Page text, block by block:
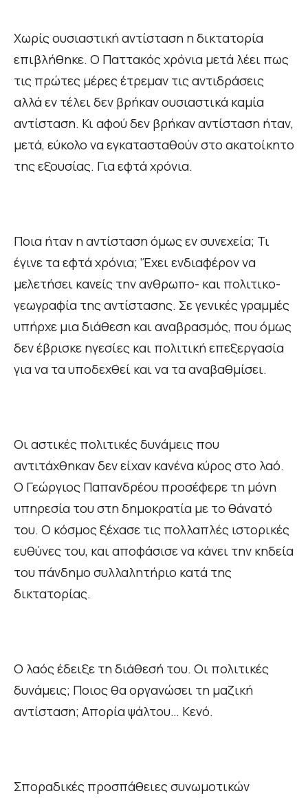
Χωρίς ουσιαστική αντίσταση η δικτατορία
επιβλήθηκε. Ο Παττακός χρόνια μετά λέει πως
τις πρώτες μέρες έτρεμαν τις αντιδράσεις
αλλά εν τέλει δεν βρήκαν ουσιαστικά καμία
αντίσταση. Κι αφού δεν βρήκαν αντίσταση ήταν,
μετά, εύκολο να εγκατασταθούν στο ακατοίκητο
της εξουσίας. Για εφτά χρόνια.
Ποια ήταν η αντίσταση όμως εν συνεχεία; Τι
έγινε τα εφτά χρόνια; ‘Έχει ενδιαφέρον να
μελετήσει κανείς την ανθρωπο- και πολιτικο-
γεωγραφία της αντίστασης. Σε γενικές γραμμές
υπήρχε μια διάθεση και αναβρασμός, που όμως
δεν έβρισκε ηγεσίες και πολιτική επεξεργασία
για να τα υποδεχθεί και να τα αναβαθμίσει.
Οι αστικές πολιτικές δυνάμεις που
αντιτάχθηκαν δεν είχαν κανένα κύρος στο λαό.
Ο Γεώργιος Παπανδρέου προσέφερε τη μόνη
υπηρεσία του στη δημοκρατία με το θάνατό
του. Ο κόσμος ξέχασε τις πολλαπλές ιστορικές
ευθύνες του, και αποφάσισε να κάνει την κηδεία
του πάνδημο συλλαλητήριο κατά της
δικτατορίας.
Ο λαός έδειξε τη διάθεσή του. Οι πολιτικές
δυνάμεις; Ποιος θα οργανώσει τη μαζική
αντίσταση; Απορία ψάλτου… Κενό.
Σποραδικές προσπάθειες συνωμοτικών